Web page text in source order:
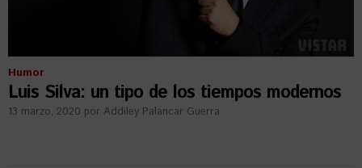
Humor
Luis Silva: un tipo de los tiempos modernos
13 marzo, 2020 por Addiley Palancar Guerra